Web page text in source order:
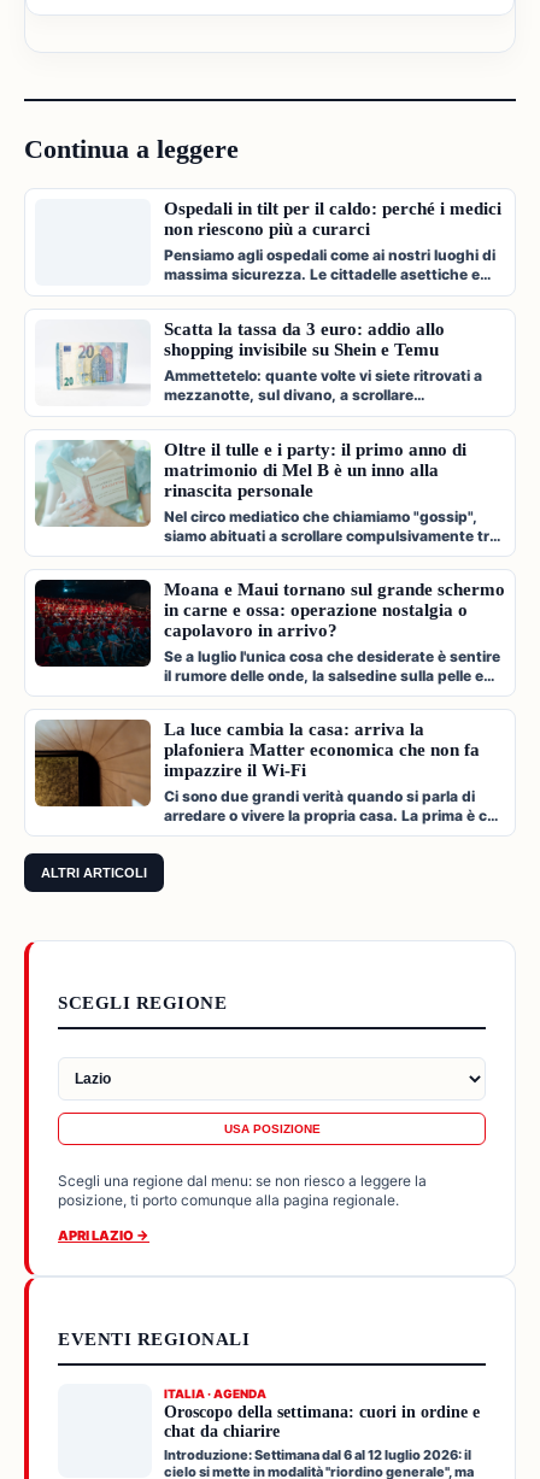
Continua a leggere
Ospedali in tilt per il caldo: perché i medici
non riescono più a curarci
Pensiamo agli ospedali come ai nostri luoghi di
massima sicurezza. Le cittadelle asettiche e
climatizzate dove veniamo c…
Scatta la tassa da 3 euro: addio allo
shopping invisibile su Shein e Temu
Ammettetelo: quante volte vi siete ritrovati a
mezzanotte, sul divano, a scrollare
compulsivamente l'app di Shein, Temu…
Oltre il tulle e i party: il primo anno di
matrimonio di Mel B è un inno alla
rinascita personale
Nel circo mediatico che chiamiamo "gossip",
siamo abituati a scrollare compulsivamente tra
paparazzate fugaci, divorzi a…
Moana e Maui tornano sul grande schermo
in carne e ossa: operazione nostalgia o
capolavoro in arrivo?
Se a luglio l'unica cosa che desiderate è sentire
il rumore delle onde, la salsedine sulla pelle e
cantare a squarciagol…
La luce cambia la casa: arriva la
plafoniera Matter economica che non fa
impazzire il Wi-Fi
Ci sono due grandi verità quando si parla di
arredare o vivere la propria casa. La prima è che
l'illuminazione è l'archi…
ALTRI ARTICOLI
SCEGLI REGIONE
USA POSIZIONE
Scegli una regione dal menu: se non riesco a leggere la
posizione, ti porto comunque alla pagina regionale.
APRI LAZIO →
EVENTI REGIONALI
ITALIA · AGENDA
Oroscopo della settimana: cuori in ordine e
chat da chiarire
Introduzione: Settimana dal 6 al 12 luglio 2026: il
cielo si mette in modalità "riordino generale", ma